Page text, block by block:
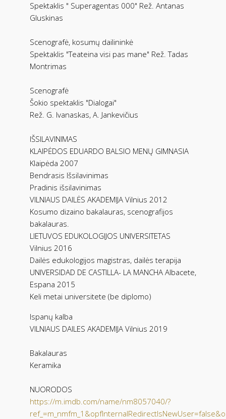
Spektaklis " Superagentas 000" Rež. Antanas
Gluskinas
Scenografė, kosumų dailininkė
Spektaklis "Teateina visi pas mane" Rež. Tadas
Montrimas
Scenografė
Šokio spektaklis "Dialogai"
Rež. G. Ivanaskas, A. Jankevičius
IŠSILAVINIMAS
KLAIPĖDOS EDUARDO BALSIO MENŲ GIMNASIA
Klaipėda 2007
Bendrasis Išsilavinimas
Pradinis išsilavinimas
VILNIAUS DAILĖS AKADEMIJA Vilnius 2012
Kosumo dizaino bakalauras, scenografijos
bakalauras.
LIETUVOS EDUKOLOGIJOS UNIVERSITETAS
Vilnius 2016
Dailės edukologijos magistras, dailės terapija
UNIVERSIDAD DE CASTILLA- LA MANCHA Albacete,
Espana 2015
Keli metai universitete (be diplomo)
Ispanų kalba
VILNIAUS DAILES AKADEMIJA Vilnius 2019
Bakalauras
Keramika
NUORODOS
https://m.imdb.com/name/nm8057040/?